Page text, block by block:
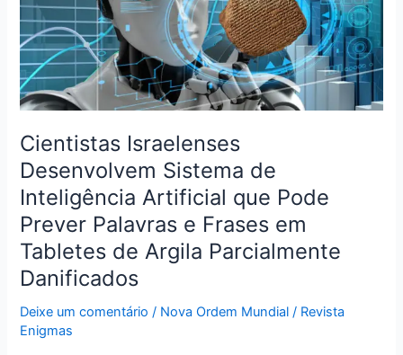
Cientistas Israelenses
Desenvolvem Sistema de
Inteligência Artificial que Pode
Prever Palavras e Frases em
Tabletes de Argila Parcialmente
Danificados
Deixe um comentário / Nova Ordem Mundial / Revista
Enigmas
Inteligência
Artificial
que
Pode
Prever
Palavras
e
Frases
em
Tabletes
de
Argila
Parcialmente
Danificados